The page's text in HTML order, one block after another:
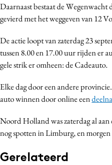
Data & Insights
Design
Digital transformation
Diversiteit
Effectiviteit
Gedragsverandering
Influencer marketing
Martech
Media
Merkstrategie
Daarnaast bestaat de
gevierd met het weggeven van 12
De actie loopt van zaterdag 23
tussen 8.00 en 17.00 uur rijden er
gele strik er omheen: de Cadeauto.
Elke dag door een andere
auto winnen door online een
Noord Holland was zaterdag al
nog spotten in Limburg, en
Gerelateerd